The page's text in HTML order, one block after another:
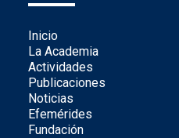
Inicio
La Academia
Actividades
Publicaciones
Noticias
Efemérides
Fundación